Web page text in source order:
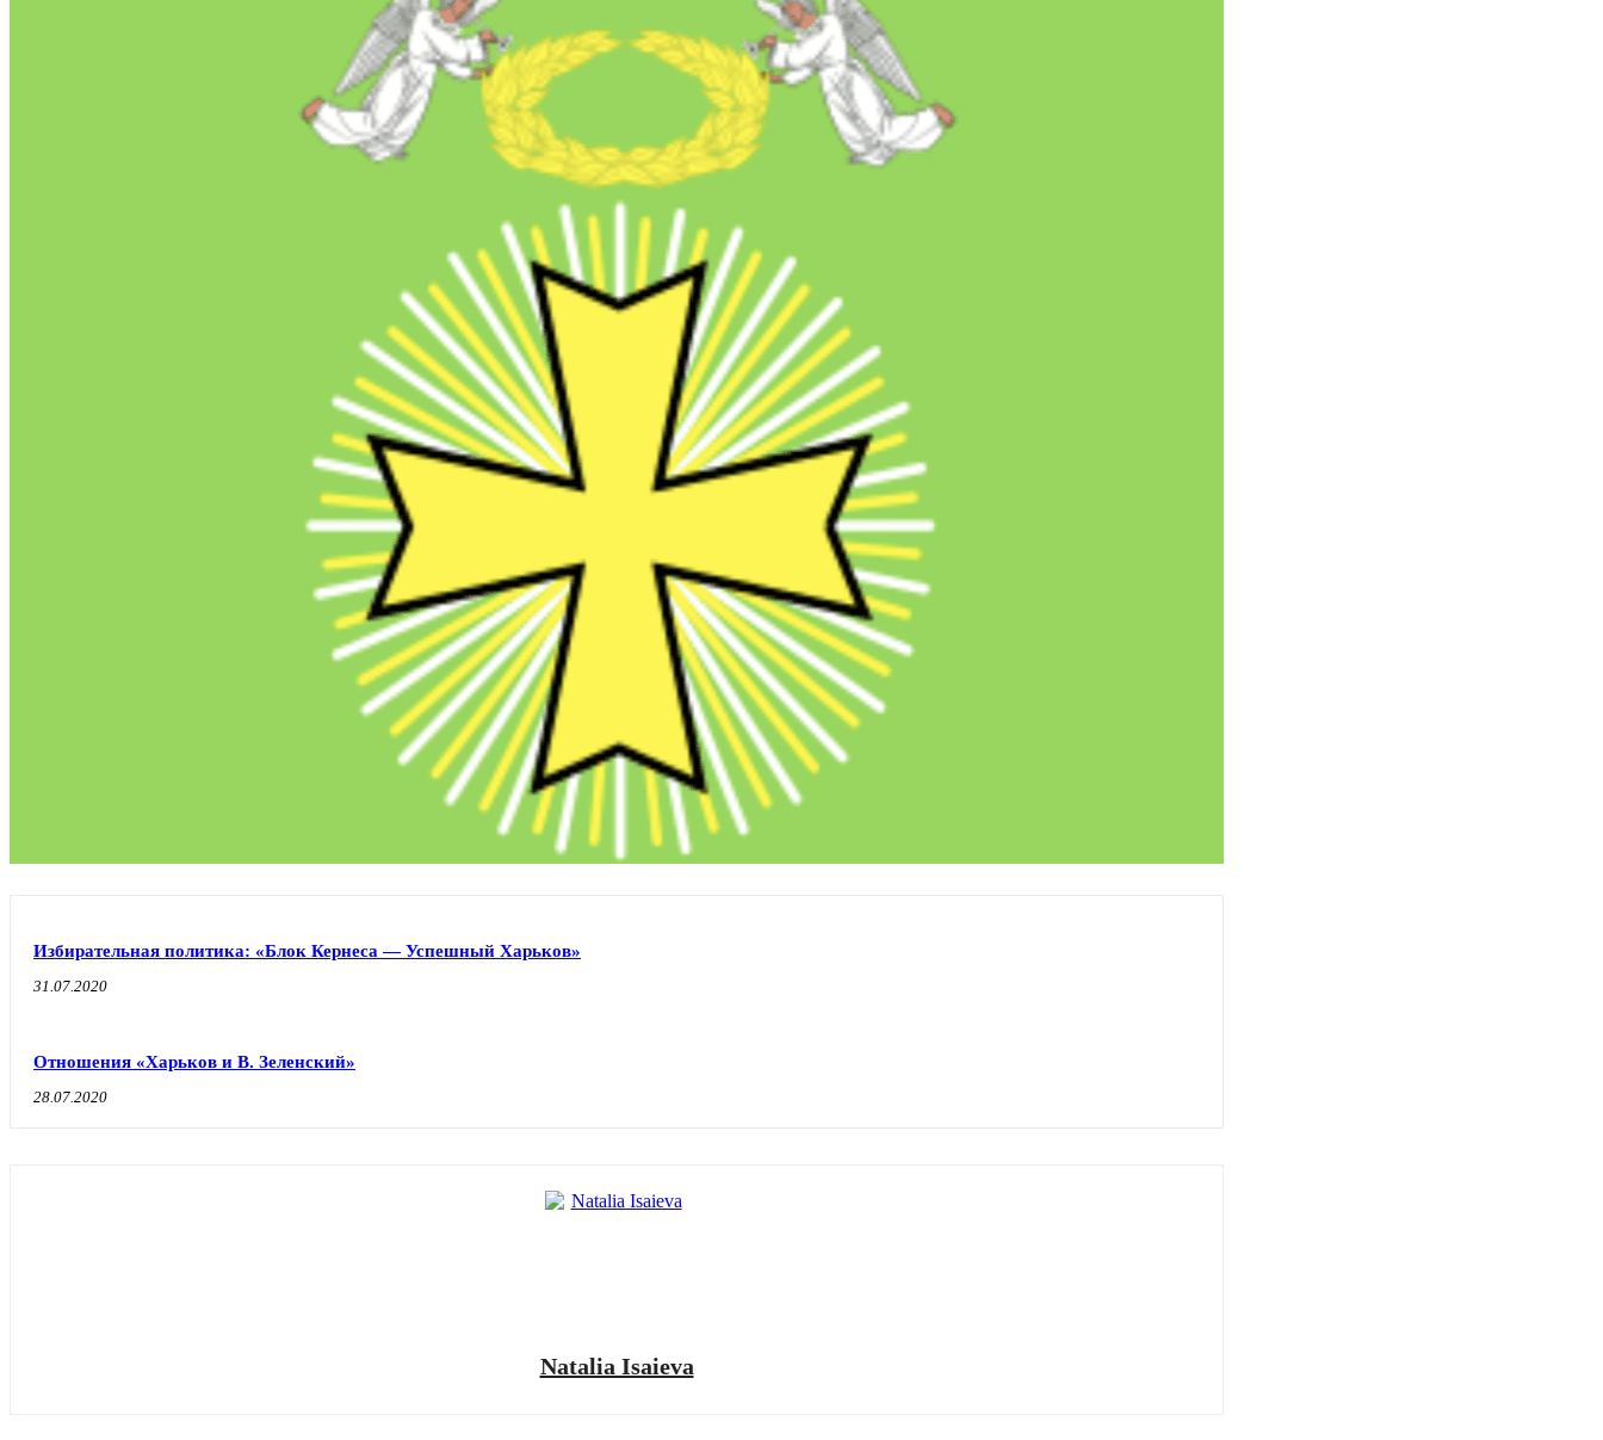
Избирательная политика: «Блок Кернеса — Успешный Харьков»
31.07.2020
Отношения «Харьков и В. Зеленский»
28.07.2020
Natalia Isaieva